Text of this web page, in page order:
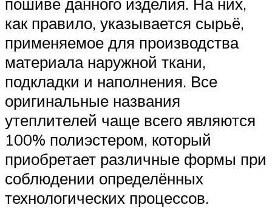
как правило, указывается сырьё,
применяемое для производства
материала наружной ткани,
подкладки и наполнения. Все
оригинальные названия
утеплителей чаще всего являются
100% полиэстером, который
приобретает различные формы при
соблюдении определённых
технологических процессов.